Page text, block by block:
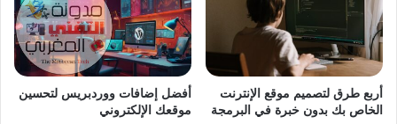
أربع طرق لتصميم موقع الإنترنت
الخاص بك بدون خبرة في البرمجة
أفضل إضافات ووردبريس لتحسين
موقعك الإلكتروني